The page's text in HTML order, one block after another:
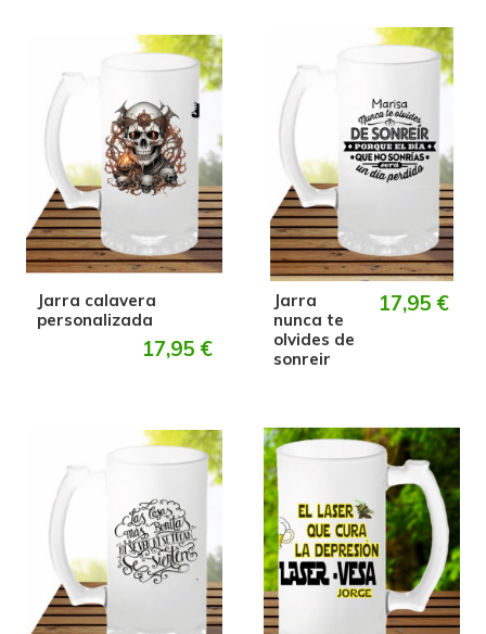
Jarra calavera
personalizada
17,95 €
Jarra
nunca te
olvides de
sonreir
17,95 €